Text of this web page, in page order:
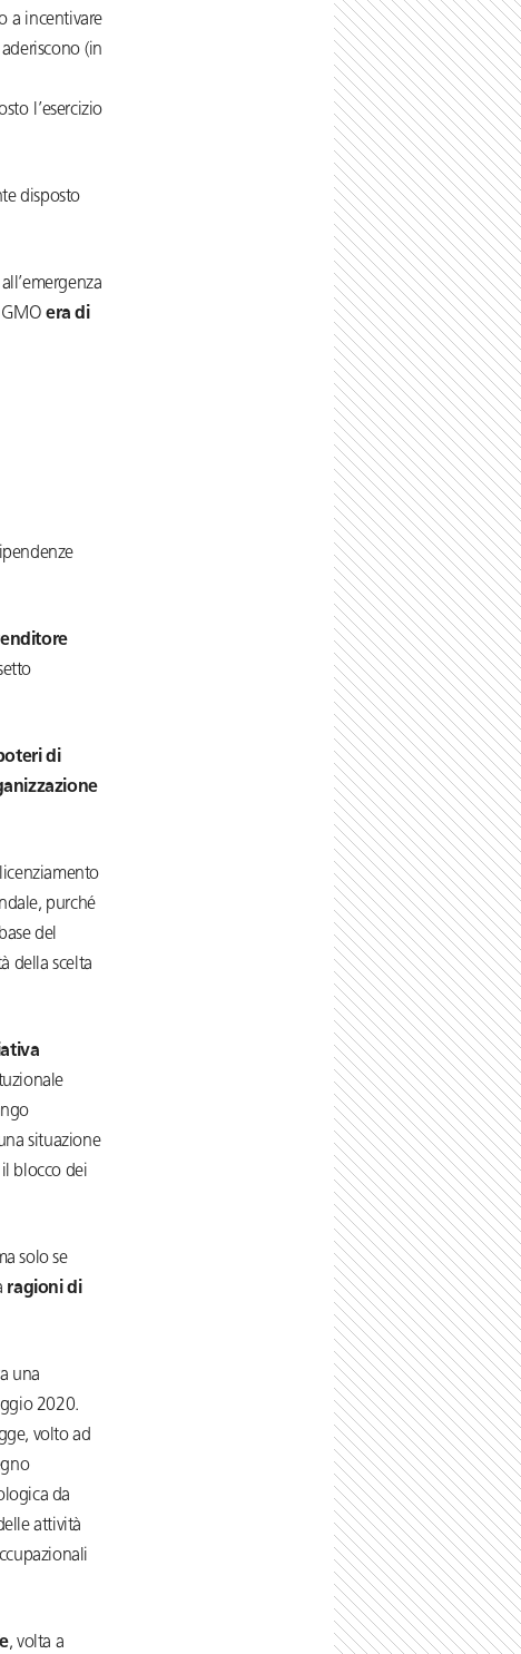
a incentivare
(in
l’esercizio
disposto
GMOera di
di
purché
del
della scelta
situazione
blocco dei
solo se
ragioni di
una
2020.
volto ad
da
attività
, volta a